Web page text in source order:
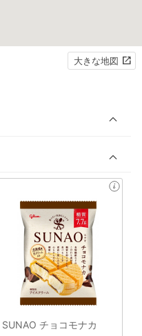
大きな地図
SUNAO チョコモナカ